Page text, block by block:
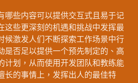
哪些内容可以提供交互式且易于记
这些更深刻的机遇和挑战中发挥最
候激发人们不断探索工作场景中行
是否足以提供一个预先制定的、高
计划，从而使用开发团队和教练能
长的事情上，发挥出人的最佳特